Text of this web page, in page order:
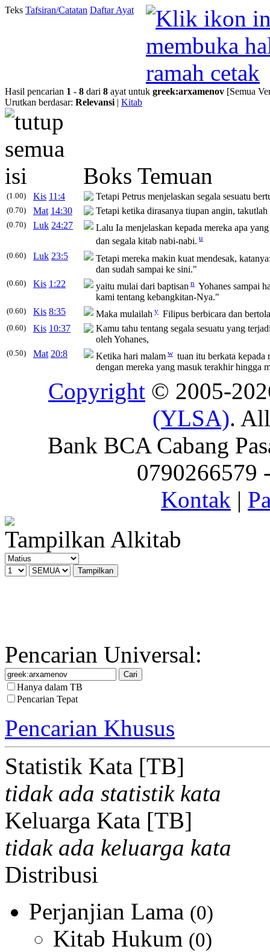
Teks Tafsiran/Catatan Daftar Ayat
Hasil pencarian 1 - 8 dari 8 ayat untuk greek:arxamenov [Semua
Urutkan berdasar: Relevansi | Kitab
Boks Temuan
(1.00) Kis 11:4 Tetapi Petrus menjelaskan segala sesuatu
(0.70) Mat 14:30 Tetapi ketika dirasanya tiupan angin,
(0.70) Luk 24:27
Lalu Ia menjelaskan kepada mereka apa
dan segala kitab nabi-nabi. u
(0.60)
Luk 23:5
Tetapi mereka makin kuat mendesak,
dan sudah sampai ke sini."
(0.60) Kis 1:22 yaitu mulai dari baptisan n Yohanes sampai
kami tentang kebangkitan-Nya."
(0.60) Kis 8:35 Maka mulailah y Filipus berbicara dan
(0.60) Kis 10:37
Kamu tahu tentang segala sesuatu yang
oleh Yohanes,
(0.50) Mat 20:8 Ketika hari malam w tuan itu berkata kepada
dengan mereka yang masuk terakhir hingga
Copyright © 2005-
(YLSA).
Bank BCA Cabang
0790266579
Kontak |
Tampilkan Alkitab
Pencarian Universal:
Hanya dalam TB
Pencarian Tepat
Pencarian Khusus
Statistik Kata [TB]
tidak ada statistik kata
Keluarga Kata [TB]
tidak ada keluarga kata
Distribusi
Perjanjian Lama (0)
Kitab Hukum (0)